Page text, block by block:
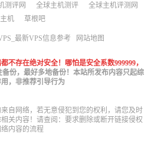
测评网 全球主机测评
全球主机评测网
机
草根吧
最新VPS信息参考 网站地图
不存在绝对安全！哪怕是安全系数999999，
份，最好多地备份！本站所发布内容只起综
，非推荐引导行为
自网络，若无意侵犯到您的权利，请您及时
关内容！请查阅： 要求删除或断开链接侵权
络内容的流程